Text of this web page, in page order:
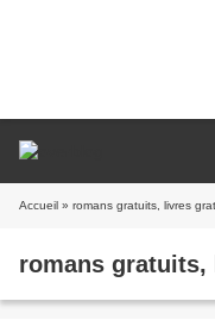
Accueil » romans gratuits, livres
romans